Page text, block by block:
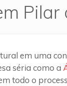
em uma
séria como a
todo o